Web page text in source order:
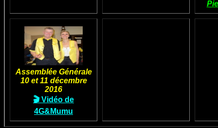
Assemblée Générale
10 et 11 décembre
2016
🎬 Vidéo de
4G&Mumu